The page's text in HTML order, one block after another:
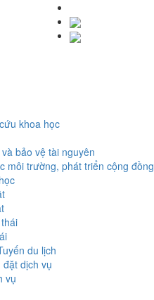
khoa học
bảo vệ tài nguyên
môi trường, phát triển cộng đồng
du lịch
đặt dịch vụ
vụ